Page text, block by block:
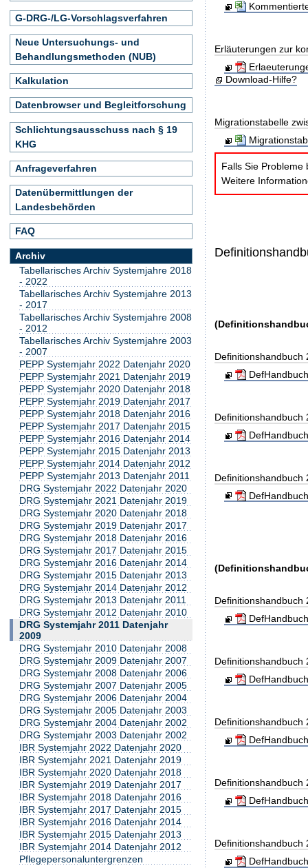
Erläuterungen zur
Download-Hilfe?
Migrationstabelle
Falls Sie Probleme
Weitere
Definitionshandbuch
Definitionshandbuch
Definitionshandbuch
Definitionshandbuch
Definitionshandbuch
Definitionshandbuch
Definitionshandbuch
Definitionshandbuch
G-DRG-/LG-Vorschlagsverfahren
Neue Untersuchungs- und
Behandlungsmethoden (NUB)
Kalkulation
Datenbrowser und Begleitforschung
Schlichtungsausschuss nach § 19
KHG
Anfrageverfahren
Datenübermittlungen der
Landesbehörden
FAQ
Archiv
Tabellarisches Archiv Systemjahre 2018
- 2022
Tabellarisches Archiv Systemjahre 2013
- 2017
Tabellarisches Archiv Systemjahre 2008
- 2012
Tabellarisches Archiv Systemjahre 2003
- 2007
PEPP Systemjahr 2022 Datenjahr 2020
PEPP Systemjahr 2021 Datenjahr 2019
PEPP Systemjahr 2020 Datenjahr 2018
PEPP Systemjahr 2019 Datenjahr 2017
PEPP Systemjahr 2018 Datenjahr 2016
PEPP Systemjahr 2017 Datenjahr 2015
PEPP Systemjahr 2016 Datenjahr 2014
PEPP Systemjahr 2015 Datenjahr 2013
PEPP Systemjahr 2014 Datenjahr 2012
PEPP Systemjahr 2013 Datenjahr 2011
DRG Systemjahr 2022 Datenjahr 2020
DRG Systemjahr 2021 Datenjahr 2019
DRG Systemjahr 2020 Datenjahr 2018
DRG Systemjahr 2019 Datenjahr 2017
DRG Systemjahr 2018 Datenjahr 2016
DRG Systemjahr 2017 Datenjahr 2015
DRG Systemjahr 2016 Datenjahr 2014
DRG Systemjahr 2015 Datenjahr 2013
DRG Systemjahr 2014 Datenjahr 2012
DRG Systemjahr 2013 Datenjahr 2011
DRG Systemjahr 2012 Datenjahr 2010
DRG Systemjahr 2011 Datenjahr
2009
DRG Systemjahr 2010 Datenjahr 2008
DRG Systemjahr 2009 Datenjahr 2007
DRG Systemjahr 2008 Datenjahr 2006
DRG Systemjahr 2007 Datenjahr 2005
DRG Systemjahr 2006 Datenjahr 2004
DRG Systemjahr 2005 Datenjahr 2003
DRG Systemjahr 2004 Datenjahr 2002
DRG Systemjahr 2003 Datenjahr 2002
IBR Systemjahr 2022 Datenjahr 2020
IBR Systemjahr 2021 Datenjahr 2019
IBR Systemjahr 2020 Datenjahr 2018
IBR Systemjahr 2019 Datenjahr 2017
IBR Systemjahr 2018 Datenjahr 2016
IBR Systemjahr 2017 Datenjahr 2015
IBR Systemjahr 2016 Datenjahr 2014
IBR Systemjahr 2015 Datenjahr 2013
IBR Systemjahr 2014 Datenjahr 2012
Pflegepersonaluntergrenzen